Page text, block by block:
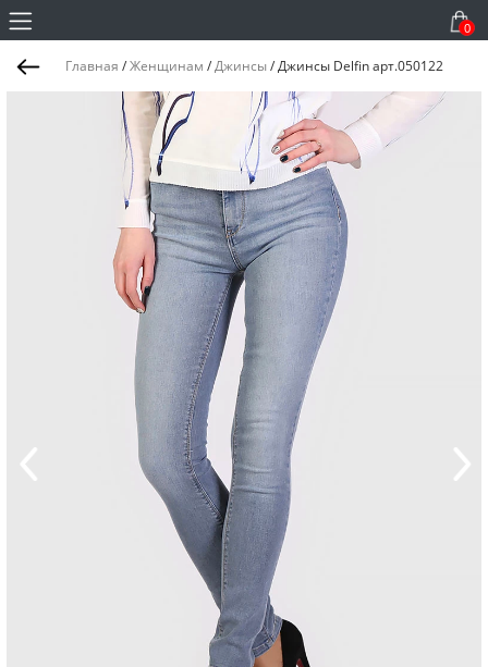
0
Главная /Женщинам /Джинсы/Джинсы Delfin арт.050122